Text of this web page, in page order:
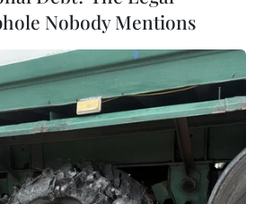
Nobody Mentions